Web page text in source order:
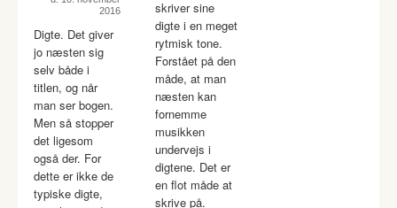
2016
Digte. Det giver
jo næsten sig
selv både i
titlen, og når
man ser bogen.
Men så stopper
det ligesom
også der. For
dette er ikke de
typiske digte,
skriver sine
digte i en meget
rytmisk tone.
Forstået på den
måde, at man
næsten kan
fornemme
musikken
undervejs i
digtene. Det er
en flot måde at
skrive på.